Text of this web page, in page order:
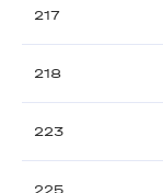
217
218
223
225